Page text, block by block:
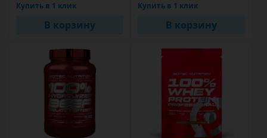
Купить в 1 клик
В корзину
Купить в 1 клик
В корзину